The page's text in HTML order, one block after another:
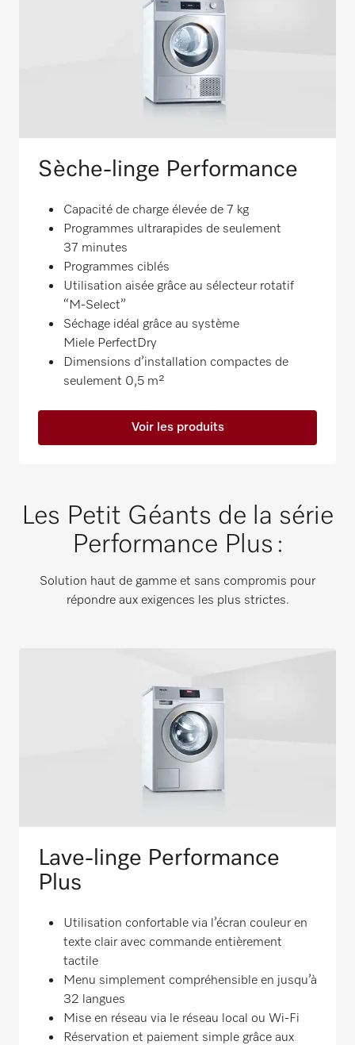
Sèche-linge Performance
Capacité de charge élevée de 7 kg
Programmes ultrarapides de seulement
37 minutes
Programmes ciblés
Utilisation aisée grâce au sélecteur rotatif
“M-Select”
Séchage idéal grâce au système
Miele PerfectDry
Dimensions d’installation compactes de
seulement 0,5 m²
Voir les produits
Les Petit Géants de la série
Performance Plus :
Solution haut de gamme et sans compromis pour
répondre aux exigences les plus strictes.
Lave-linge Performance
Plus
Utilisation confortable via l’écran couleur en
texte clair avec commande entièrement
tactile
Menu simplement compréhensible en jusqu’à
32 langues
Mise en réseau via le réseau local ou Wi-Fi
Réservation et paiement simple grâce aux